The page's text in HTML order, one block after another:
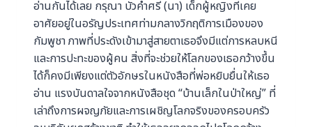
อ่านกันได้เลย กรุณา บัวคำศรี (นา) เด็กผู้หญิงที่เคย
อาศัยอยู่ในอรัญประเทศท่ามกลางวิกฤติการเมืองของ
กัมพูชา ภาพที่ประดังเข้ามาสู่สายตาเธอจึงมีแต่การหลบหนี
และการปะทะของผู้คน สิ่งที่จะช่วยให้โลกของเธอกว้างขึ้น
ได้ก็คงมีเพียงแต่ตัวอักษรในหนังสือที่พ่อหยิบยื่นให้เธอ
อ่าน แรงบันดาลใจจากหนังสือชุด “บ้านเล็กในป่าใหญ่” ที่
เล่าถึงการผจญภัยและการเผชิญโลกจริงของครอบครัว